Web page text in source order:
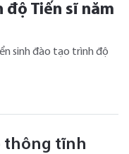
Tiến sĩ năm
sinh đào tạo trình độ
thông tĩnh